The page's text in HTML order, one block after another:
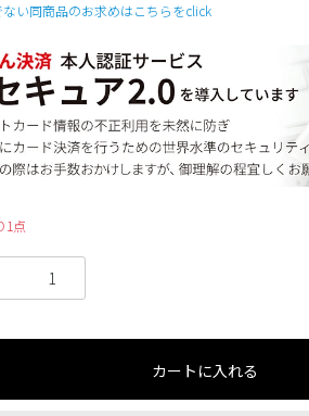
ない同商品のお求めはこちらをclick
1点
カートに入れる